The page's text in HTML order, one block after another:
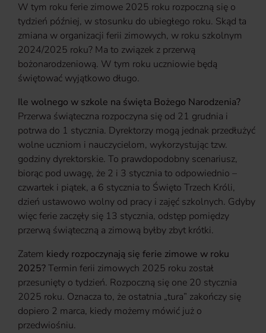
W tym roku ferie zimowe 2025 roku rozpoczną się o
tydzień później, w stosunku do ubiegłego roku. Skąd ta
zmiana w organizacji ferii zimowych, w roku szkolnym
2024/2025 roku? Ma to związek z przerwą
bożonarodzeniową. W tym roku uczniowie będą
świętować wyjątkowo długo.
Ile wolnego w szkole na święta Bożego Narodzenia?
Przerwa świąteczna rozpoczyna się od 21 grudnia i
potrwa do 1 stycznia. Dyrektorzy mogą jednak przedłużyć
wolne uczniom i nauczycielom, wykorzystując tzw.
godziny dyrektorskie. To prawdopodobny scenariusz,
biorąc pod uwagę, że 2 i 3 stycznia to odpowiednio –
czwartek i piątek, a 6 stycznia to Święto Trzech Króli,
dzień ustawowo wolny od pracy i zajęć szkolnych. Gdyby
więc ferie zaczęły się 13 stycznia, odstęp pomiędzy
przerwą świąteczną a zimową byłby zbyt krótki.
Zatem kiedy rozpoczynają się ferie zimowe w roku
2025?Termin ferii zimowych 2025 roku został
przesunięty o tydzień. Rozpoczną się one 20 stycznia
2025 roku. Oznacza to, że ostatnia „tura” zakończy się
dopiero 2 marca, kiedy możemy mówić już o
przedwiośniu.